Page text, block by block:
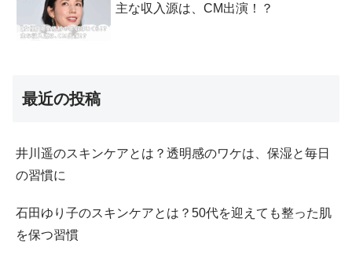
主な収入源は、CM出演！？
最近の投稿
井川遥のスキンケアとは？透明感のワケは、保湿と毎日
の習慣に
石田ゆり子のスキンケアとは？50代を迎えても整った肌
を保つ習慣